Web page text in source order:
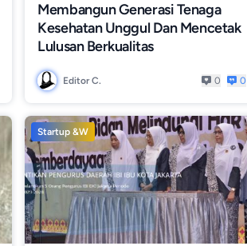
Membangun Generasi Tenaga
Kesehatan Unggul Dan Mencetak
Lulusan Berkualitas
Editor C. 0 0
Startup &W